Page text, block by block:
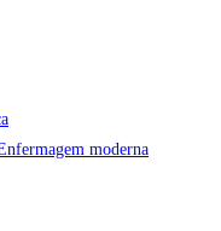
moderna